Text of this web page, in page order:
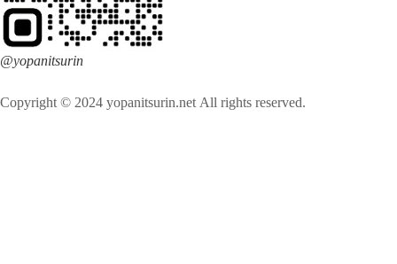
@yopanitsurin
Copyright © 2024 yopanitsurin.net All rights reserved.